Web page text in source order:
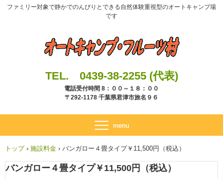
ファミリー対象で静かでのんびりとできる自然体験重視型のオートキャンプ場
です
TEL. 0439-38-2255 (代表)
電話受付時間 8：００～１８：００
〒292-1178 千葉県君津市旅名９６
トップ › 施設料金 › バンガロー４畳タイプ￥11,500円（税込）
バンガロー４畳タイプ￥11,500円（税込）